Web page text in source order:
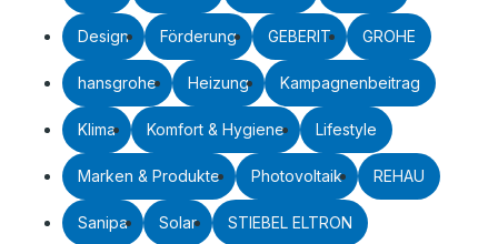
Design Förderung GEBERIT GROHE
hansgrohe Heizung Kampagnenbeitrag
Klima Komfort & Hygiene Lifestyle
Marken & Produkte Photovoltaik REHAU
Sanipa Solar STIEBEL ELTRON